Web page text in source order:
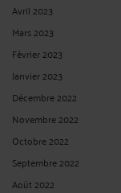
Avril 2023
Mars 2023
Février 2023
Janvier 2023
Décembre 2022
Novembre 2022
Octobre 2022
Septembre 2022
Août 2022